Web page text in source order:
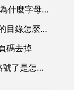
2019自動生成的目錄裡，為什麼字母都是大寫的？怎麼
中的目錄怎麼做，word中的目錄怎麼做？
碼去掉
中自動生成目錄後沒有省略號了是怎麼回事